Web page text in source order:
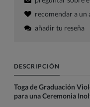
recomendar a un
añadir tu reseña
DESCRIPCIÓN
Toga de Graduación
para una Ceremonia